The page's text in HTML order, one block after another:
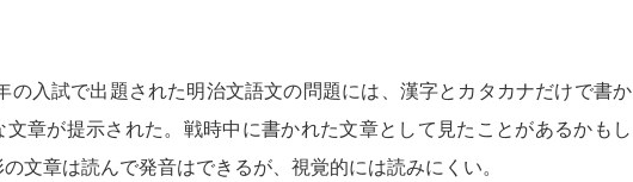
の入試で出題された明治文語文の問題には、漢字とカタカナだけで書か
文章が提示された。戦時中に書かれた文章として見たことがあるかもし
文章は読んで発音はできるが、視覚的には読みにくい。